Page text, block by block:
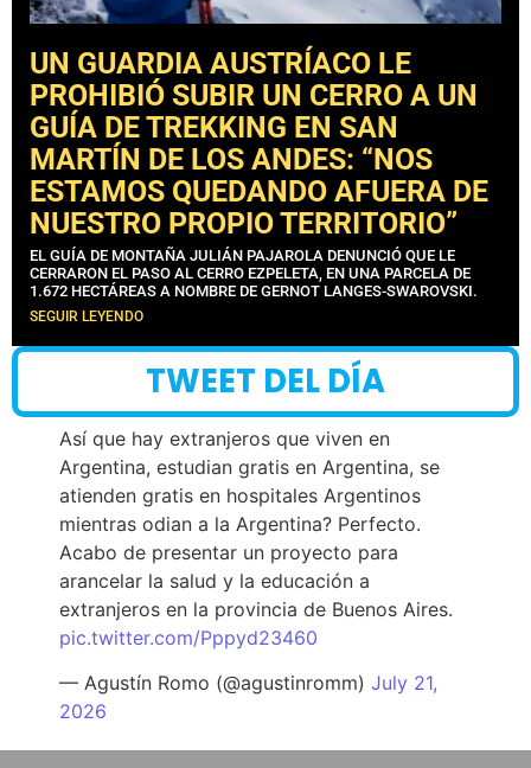
UN GUARDIA AUSTRÍACO LE
PROHIBIÓ SUBIR UN CERRO A UN
GUÍA DE TREKKING EN SAN
MARTÍN DE LOS ANDES: “NOS
ESTAMOS QUEDANDO AFUERA DE
NUESTRO PROPIO TERRITORIO”
EL GUÍA DE MONTAÑA JULIÁN PAJAROLA DENUNCIÓ QUE LE
CERRARON EL PASO AL CERRO EZPELETA, EN UNA PARCELA DE
1.672 HECTÁREAS A NOMBRE DE GERNOT LANGES-SWAROVSKI.
SEGUIR LEYENDO
TWEET DEL DÍA
Así que hay extranjeros que viven en
Argentina, estudian gratis en Argentina, se
atienden gratis en hospitales Argentinos
mientras odian a la Argentina? Perfecto.
Acabo de presentar un proyecto para
arancelar la salud y la educación a
extranjeros en la provincia de Buenos Aires.
pic.twitter.com/Pppyd23460
— Agustín Romo (@agustinromm) July 21,
2026